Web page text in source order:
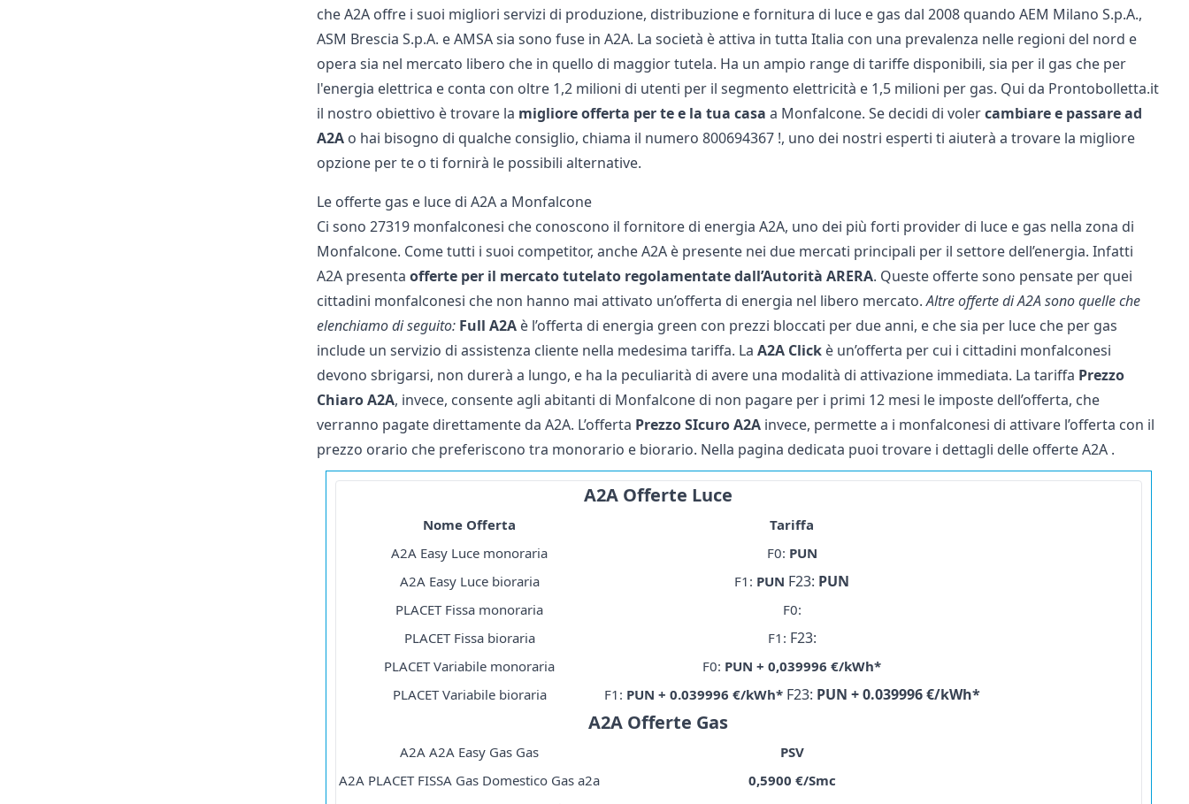
che A2A offre i suoi migliori servizi di produzione, distribuzione e fornitura di luce e gas dal 2008 quando AEM Milano S.p.A.,
ASM Brescia S.p.A. e AMSA sia sono fuse in A2A. La società è attiva in tutta Italia con una prevalenza nelle regioni del nord e
opera sia nel mercato libero che in quello di maggior tutela. Ha un ampio range di tariffe disponibili, sia per il gas che per
l'energia elettrica e conta con oltre 1,2 milioni di utenti per il segmento elettricità e 1,5 milioni per gas. Qui da Prontobolletta.it
il nostro obiettivo è trovare la migliore offerta per te e la tua casa a Monfalcone. Se decidi di volercambiare e passare ad
A2Ao hai bisogno di qualche consiglio, chiama il numero 800694367 !, uno dei nostri esperti ti aiuterà a trovare la migliore
opzione per te o ti fornirà le possibili alternative.
Le offerte gas e luce di A2A a Monfalcone
Ci sono 27319 monfalconesi che conoscono il fornitore di energia A2A, uno dei più forti provider di luce e gas nella zona di
Monfalcone. Come tutti i suoi competitor, anche A2A è presente nei due mercati principali per il settore dell’energia. Infatti
A2A presenta offerte per il mercato tutelato regolamentate dall’Autorità ARERA. Queste offerte sono pensate per quei
cittadini monfalconesi che non hanno mai attivato un’offerta di energia nel libero mercato.Altre offerte di A2A sono quelle che
elenchiamo di seguito: Full A2Aè l’offerta di energia green con prezzi bloccati per due anni, e che sia per luce che per gas
include un servizio di assistenza cliente nella medesima tariffa. La A2A Clickè un’offerta per cui i cittadini monfalconesi
devono sbrigarsi, non durerà a lungo, e ha la peculiarità di avere una modalità di attivazione immediata. La tariffa Prezzo
Chiaro A2A, invece, consente agli abitanti di Monfalcone di non pagare per i primi 12 mesi le imposte dell’offerta, che
verranno pagate direttamente da A2A. L’offerta Prezzo SIcuro A2Ainvece, permette a i monfalconesi di attivare l’offerta con il
prezzo orario che preferiscono tra monorario e biorario. Nella pagina dedicata puoi trovare i dettagli delle offerte A2A .
A2A Offerte Luce
Nome Offerta
Tariffa
A2A Easy Luce monoraria
F0: PUN
A2A Easy Luce bioraria
F1: PUN F23: PUN
PLACET Fissa monoraria
F0:
PLACET Fissa bioraria
F1: F23:
PLACET Variabile monoraria F0: PUN + 0,039996 €/kWh*
PLACET Variabile bioraria
F1: PUN + 0.039996 €/kWh*F23: PUN + 0.039996 €/kWh*
A2A Offerte Gas
A2A A2A Easy Gas Gas
PSV
A2A PLACET FISSA Gas Domestico Gas a2a
0,5900 €/Smc